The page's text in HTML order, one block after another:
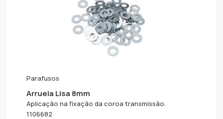
Parafusos
Arruela Lisa 8mm
Aplicação na fixação da coroa transmissão.
1106682